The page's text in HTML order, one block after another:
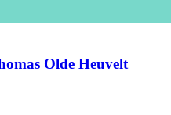
Olde Heuvelt